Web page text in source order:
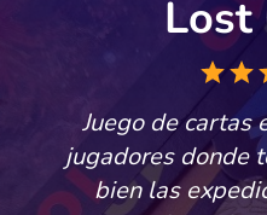
Lost
Juego de cartas
jugadores donde
bien las